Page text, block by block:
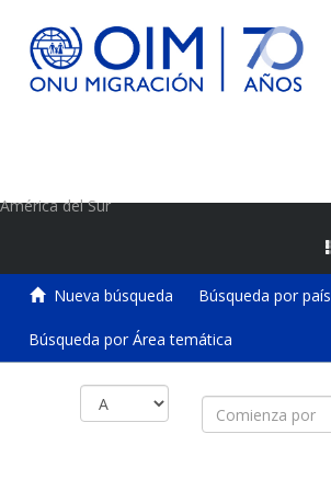
América del Sur
Nueva búsqueda Búsqueda por país
Búsqueda por Área temática